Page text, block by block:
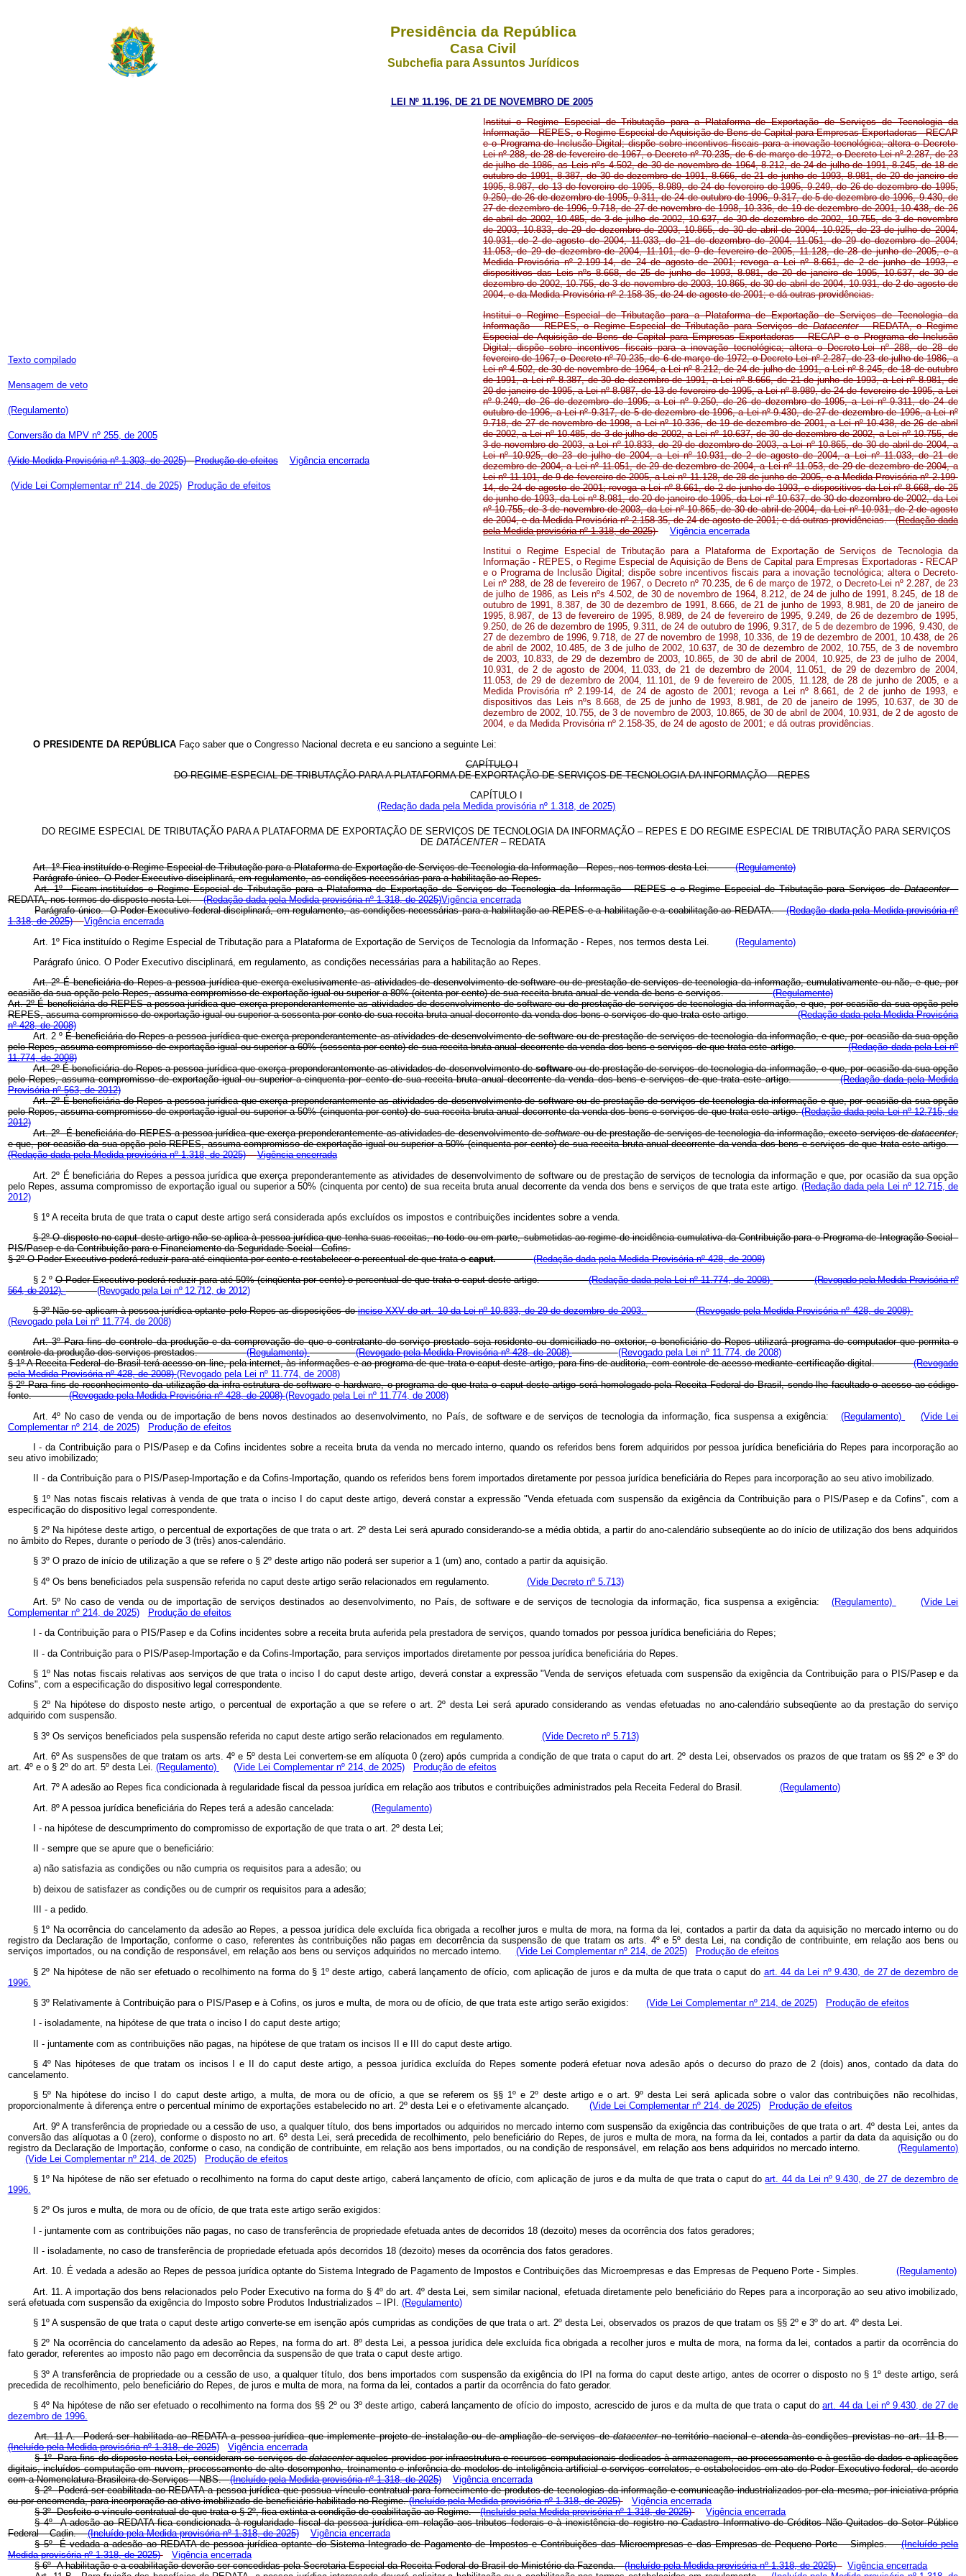
Presidência da República
Casa Civil
Subchefia para Assuntos Jurídicos
LEI Nº 11.196, DE 21 DE NOVEMBRO DE 2005
Texto compilado
Mensagem de veto
(Regulamento)
Conversão da MPV nº 255, de 2005
(Vide Medida Provisória nº 1.303, de 2025) Produção de efeitos Vigência encerrada
(Vide Lei Complementar nº 214, de 2025) Produção de efeitos
Institui o Regime Especial de Tributação para a Plataforma de Exportação de Serviços de Tecnologia da
Informação - REPES, o Regime Especial de Aquisição de Bens de Capital para Empresas Exportadoras - RECAP
e o Programa de Inclusão Digital; dispõe sobre incentivos fiscais para a inovação tecnológica; altera o Decreto-
Lei nº 288, de 28 de fevereiro de 1967, o Decreto nº 70.235, de 6 de março de 1972, o Decreto-Lei nº 2.287, de 23
de julho de 1986, as Leis nºs 4.502, de 30 de novembro de 1964, 8.212, de 24 de julho de 1991, 8.245, de 18 de
outubro de 1991, 8.387, de 30 de dezembro de 1991, 8.666, de 21 de junho de 1993, 8.981, de 20 de janeiro de
1995, 8.987, de 13 de fevereiro de 1995, 8.989, de 24 de fevereiro de 1995, 9.249, de 26 de dezembro de 1995,
9.250, de 26 de dezembro de 1995, 9.311, de 24 de outubro de 1996, 9.317, de 5 de dezembro de 1996, 9.430, de
27 de dezembro de 1996, 9.718, de 27 de novembro de 1998, 10.336, de 19 de dezembro de 2001, 10.438, de 26
de abril de 2002, 10.485, de 3 de julho de 2002, 10.637, de 30 de dezembro de 2002, 10.755, de 3 de novembro
de 2003, 10.833, de 29 de dezembro de 2003, 10.865, de 30 de abril de 2004, 10.925, de 23 de julho de 2004,
10.931, de 2 de agosto de 2004, 11.033, de 21 de dezembro de 2004, 11.051, de 29 de dezembro de 2004,
11.053, de 29 de dezembro de 2004, 11.101, de 9 de fevereiro de 2005, 11.128, de 28 de junho de 2005, e a
Medida Provisória nº 2.199-14, de 24 de agosto de 2001; revoga a Lei nº 8.661, de 2 de junho de 1993, e
dispositivos das Leis nºs 8.668, de 25 de junho de 1993, 8.981, de 20 de janeiro de 1995, 10.637, de 30 de
dezembro de 2002, 10.755, de 3 de novembro de 2003, 10.865, de 30 de abril de 2004, 10.931, de 2 de agosto de
2004, e da Medida Provisória nº 2.158-35, de 24 de agosto de 2001; e dá outras providências.
Institui o Regime Especial de Tributação para a Plataforma de Exportação de Serviços de Tecnologia da
Informação – REPES, o Regime Especial de Tributação para Serviços deDatacenter– REDATA, o Regime
Especial de Aquisição de Bens de Capital para Empresas Exportadoras – RECAP e o Programa de Inclusão
Digital; dispõe sobre incentivos fiscais para a inovação tecnológica; altera o Decreto-Lei nº 288, de 28 de
fevereiro de 1967, o Decreto nº 70.235, de 6 de março de 1972, o Decreto-Lei nº 2.287, de 23 de julho de 1986, a
Lei nº 4.502, de 30 de novembro de 1964, a Lei nº 8.212, de 24 de julho de 1991, a Lei nº 8.245, de 18 de outubro
de 1991, a Lei nº 8.387, de 30 de dezembro de 1991, a Lei nº 8.666, de 21 de junho de 1993, a Lei nº 8.981, de
20 de janeiro de 1995, a Lei nº 8.987, de 13 de fevereiro de 1995, a Lei nº 8.989, de 24 de fevereiro de 1995, a Lei
nº 9.249, de 26 de dezembro de 1995, a Lei nº 9.250, de 26 de dezembro de 1995, a Lei nº 9.311, de 24 de
outubro de 1996, a Lei nº 9.317, de 5 de dezembro de 1996, a Lei nº 9.430, de 27 de dezembro de 1996, a Lei nº
9.718, de 27 de novembro de 1998, a Lei nº 10.336, de 19 de dezembro de 2001, a Lei nº 10.438, de 26 de abril
de 2002, a Lei nº 10.485, de 3 de julho de 2002, a Lei nº 10.637, de 30 de dezembro de 2002, a Lei nº 10.755, de
3 de novembro de 2003, a Lei nº 10.833, de 29 de dezembro de 2003, a Lei nº 10.865, de 30 de abril de 2004, a
Lei nº 10.925, de 23 de julho de 2004, a Lei nº 10.931, de 2 de agosto de 2004, a Lei nº 11.033, de 21 de
dezembro de 2004, a Lei nº 11.051, de 29 de dezembro de 2004, a Lei nº 11.053, de 29 de dezembro de 2004, a
Lei nº 11.101, de 9 de fevereiro de 2005, a Lei nº 11.128, de 28 de junho de 2005, e a Medida Provisória nº 2.199-
14, de 24 de agosto de 2001; revoga a Lei nº 8.661, de 2 de junho de 1993, e dispositivos da Lei nº 8.668, de 25
de junho de 1993, da Lei nº 8.981, de 20 de janeiro de 1995, da Lei nº 10.637, de 30 de dezembro de 2002, da Lei
nº 10.755, de 3 de novembro de 2003, da Lei nº 10.865, de 30 de abril de 2004, da Lei nº 10.931, de 2 de agosto
de 2004, e da Medida Provisória nº 2.158-35, de 24 de agosto de 2001; e dá outras providências.(Redação dada
pela Medida provisória nº 1.318, de 2025)
Vigência encerrada
Institui o Regime Especial de Tributação para a Plataforma de Exportação de Serviços de Tecnologia da
Informação - REPES, o Regime Especial de Aquisição de Bens de Capital para Empresas Exportadoras - RECAP
e o Programa de Inclusão Digital; dispõe sobre incentivos fiscais para a inovação tecnológica; altera o Decreto-
Lei nº 288, de 28 de fevereiro de 1967, o Decreto nº 70.235, de 6 de março de 1972, o Decreto-Lei nº 2.287, de 23
de julho de 1986, as Leis nºs 4.502, de 30 de novembro de 1964, 8.212, de 24 de julho de 1991, 8.245, de 18 de
outubro de 1991, 8.387, de 30 de dezembro de 1991, 8.666, de 21 de junho de 1993, 8.981, de 20 de janeiro de
1995, 8.987, de 13 de fevereiro de 1995, 8.989, de 24 de fevereiro de 1995, 9.249, de 26 de dezembro de 1995,
9.250, de 26 de dezembro de 1995, 9.311, de 24 de outubro de 1996, 9.317, de 5 de dezembro de 1996, 9.430, de
27 de dezembro de 1996, 9.718, de 27 de novembro de 1998, 10.336, de 19 de dezembro de 2001, 10.438, de 26
de abril de 2002, 10.485, de 3 de julho de 2002, 10.637, de 30 de dezembro de 2002, 10.755, de 3 de novembro
de 2003, 10.833, de 29 de dezembro de 2003, 10.865, de 30 de abril de 2004, 10.925, de 23 de julho de 2004,
10.931, de 2 de agosto de 2004, 11.033, de 21 de dezembro de 2004, 11.051, de 29 de dezembro de 2004,
11.053, de 29 de dezembro de 2004, 11.101, de 9 de fevereiro de 2005, 11.128, de 28 de junho de 2005, e a
Medida Provisória nº 2.199-14, de 24 de agosto de 2001; revoga a Lei nº 8.661, de 2 de junho de 1993, e
dispositivos das Leis nºs 8.668, de 25 de junho de 1993, 8.981, de 20 de janeiro de 1995, 10.637, de 30 de
dezembro de 2002, 10.755, de 3 de novembro de 2003, 10.865, de 30 de abril de 2004, 10.931, de 2 de agosto de
2004, e da Medida Provisória nº 2.158-35, de 24 de agosto de 2001; e dá outras providências.
O PRESIDENTE DA REPÚBLICA Faço saber que o Congresso Nacional decreta e eu sanciono a seguinte Lei:
CAPÍTULO I
DO REGIME ESPECIAL DE TRIBUTAÇÃO PARA A PLATAFORMA DE EXPORTAÇÃO DE SERVIÇOS DE TECNOLOGIA DA INFORMAÇÃO – REPES
CAPÍTULO I
(Redação dada pela Medida provisória nº 1.318, de 2025)
DO REGIME ESPECIAL DE TRIBUTAÇÃO PARA A PLATAFORMA DE EXPORTAÇÃO DE SERVIÇOS DE TECNOLOGIA DA INFORMAÇÃO – REPES E DO REGIME ESPECIAL DE TRIBUTAÇÃO PARA SERVIÇOS
DE DATACENTER – REDATA
Art. 1º Fica instituído o Regime Especial de Tributação para a Plataforma de Exportação de Serviços de Tecnologia da Informação - Repes, nos termos desta Lei.(Regulamento)
Parágrafo único. O Poder Executivo disciplinará, em regulamento, as condições necessárias para a habilitação ao Repes.
Art. 1º Ficam instituídos o Regime Especial de Tributação para a Plataforma de Exportação de Serviços de Tecnologia da Informação – REPES e o Regime Especial de Tributação para Serviços deDatacenter–
REDATA, nos termos do disposto nesta Lei.(Redação dada pela Medida provisória nº 1.318, de 2025)Vigência encerrada
Parágrafo único. O Poder Executivo federal disciplinará, em regulamento, as condições necessárias para a habilitação ao REPES e a habilitação e a coabilitação ao REDATA.(Redação dada pela Medida provisória nº
1.318, de 2025)
Vigência encerrada
Art. 1º Fica instituído o Regime Especial de Tributação para a Plataforma de Exportação de Serviços de Tecnologia da Informação - Repes, nos termos desta Lei. (Regulamento)
Parágrafo único. O Poder Executivo disciplinará, em regulamento, as condições necessárias para a habilitação ao Repes.
Art. 2º É beneficiária do Repes a pessoa jurídica que exerça exclusivamente as atividades de desenvolvimento de software ou de prestação de serviços de tecnologia da informação, cumulativamente ou não, e que, por
ocasião da sua opção pelo Repes, assuma compromisso de exportação igual ou superior a 80% (oitenta por cento) de sua receita bruta anual de venda de bens e serviços.(Regulamento)
Art. 2º É beneficiária do REPES a pessoa jurídica que exerça preponderantemente as atividades de desenvolvimento de software ou de prestação de serviços de tecnologia da informação, e que, por ocasião da sua opção pelo
REPES, assuma compromisso de exportação igual ou superior a sessenta por cento de sua receita bruta anual decorrente da venda dos bens e serviços de que trata este artigo.(Redação dada pela Medida Provisória
nº 428, de 2008)
Art. 2 ºÉ beneficiária do Repes a pessoa jurídica que exerça preponderantemente as atividades de desenvolvimento de software ou de prestação de serviços de tecnologia da informação, e que, por ocasião da sua opção
pelo Repes, assuma compromisso de exportação igual ou superior a 60% (sessenta por cento) de sua receita bruta anual decorrente da venda dos bens e serviços de que trata este artigo.(Redação dada pela Lei nº
11.774, de 2008)
Art. 2º É beneficiária do Repes a pessoa jurídica que exerça preponderantemente as atividades de desenvolvimento desoftwareou de prestação de serviços de tecnologia da informação, e que, por ocasião da sua opção
pelo Repes, assuma compromisso de exportação igual ou superior a cinquenta por cento de sua receita bruta anual decorrente da venda dos bens e serviços de que trata este artigo.(Redação dada pela Medida
Provisória nº 563, de 2012)
Art. 2º É beneficiária do Repes a pessoa jurídica que exerça preponderantemente as atividades de desenvolvimento desoftwareou de prestação de serviços de tecnologia da informação e que, por ocasião da sua opção
pelo Repes, assuma compromisso de exportação igual ou superior a 50% (cinquenta por cento) de sua receita bruta anual decorrente da venda dos bens e serviços de que trata este artigo.(Redação dada pela Lei nº 12.715, de
2012)
Art. 2º É beneficiária do REPES a pessoa jurídica que exerça preponderantemente as atividades de desenvolvimento desoftwareou de prestação de serviços de tecnologia da informação, exceto serviços dedatacenter,
e que, por ocasião da sua opção pelo REPES, assuma compromisso de exportação igual ou superior a 50% (cinquenta por cento) de sua receita bruta anual decorrente da venda dos bens e serviços de que trata este artigo.
(Redação dada pela Medida provisória nº 1.318, de 2025)
Vigência encerrada
Art. 2º É beneficiária do Repes a pessoa jurídica que exerça preponderantemente as atividades de desenvolvimento de softwareou de prestação de serviços de tecnologia da informação e que, por ocasião da sua opção
pelo Repes, assuma compromisso de exportação igual ou superior a 50% (cinquenta por cento) de sua receita bruta anual decorrente da venda dos bens e serviços de que trata este artigo. (Redação dada pela Lei nº 12.715, de
2012)
§ 1º A receita bruta de que trata o caput deste artigo será considerada após excluídos os impostos e contribuições incidentes sobre a venda.
§ 2º O disposto no caput deste artigo não se aplica à pessoa jurídica que tenha suas receitas, no todo ou em parte, submetidas ao regime de incidência cumulativa da Contribuição para o Programa de Integração Social -
PIS/Pasep e da Contribuição para o Financiamento da Seguridade Social - Cofins.
§ 2º O Poder Executivo poderá reduzir para até cinqüenta por cento e restabelecer o percentual de que trata ocaput.(Redação dada pela Medida Provisória nº 428, de 2008)
§ 2 ºO Poder Executivo poderá reduzir para até 50% (cinqüenta por cento) o percentual de que trata o caput deste artigo.(Redação dada pela Lei nº 11.774, de 2008)
(Revogado pela Medida Provisória nº
564, de 2012).
(Revogado pela Lei nº 12.712, de 2012)
§ 3º Não se aplicam à pessoa jurídica optante pelo Repes as disposições doinciso XXV do art. 10 da Lei nº 10.833, de 29 de dezembro de 2003.
(Revogado pela Medida Provisória nº 428, de 2008)
(Revogado pela Lei nº 11.774, de 2008)
Art. 3º Para fins de controle da produção e da comprovação de que o contratante do serviço prestado seja residente ou domiciliado no exterior, o beneficiário do Repes utilizará programa de computador que permita o
controle da produção dos serviços prestados.(Regulamento) (Revogado pela Medida Provisória nº 428, de 2008)
(Revogado pela Lei nº 11.774, de 2008)
§ 1º A Receita Federal do Brasil terá acesso on line, pela internet, às informações e ao programa de que trata o caput deste artigo, para fins de auditoria, com controle de acesso mediante certificação digital.(Revogado
pela Medida Provisória nº 428, de 2008)(Revogado pela Lei nº 11.774, de 2008)
§ 2º Para fins de reconhecimento da utilização da infra-estrutura de software e hardware, o programa de que trata o caput deste artigo será homologado pela Receita Federal do Brasil, sendo-lhe facultado o acesso ao código-
fonte.(Revogado pela Medida Provisória nº 428, de 2008)(Revogado pela Lei nº 11.774, de 2008)
Art. 4º No caso de venda ou de importação de bens novos destinados ao desenvolvimento, no País, de software e de serviços de tecnologia da informação, fica suspensa a exigência: (Regulamento)
(Vide Lei
Complementar nº 214, de 2025)
Produção de efeitos
I - da Contribuição para o PIS/Pasep e da Cofins incidentes sobre a receita bruta da venda no mercado interno, quando os referidos bens forem adquiridos por pessoa jurídica beneficiária do Repes para incorporação ao
seu ativo imobilizado;
II - da Contribuição para o PIS/Pasep-Importação e da Cofins-Importação, quando os referidos bens forem importados diretamente por pessoa jurídica beneficiária do Repes para incorporação ao seu ativo imobilizado.
§ 1º Nas notas fiscais relativas à venda de que trata o inciso I do caput deste artigo, deverá constar a expressão "Venda efetuada com suspensão da exigência da Contribuição para o PIS/Pasep e da Cofins", com a
especificação do dispositivo legal correspondente.
§ 2º Na hipótese deste artigo, o percentual de exportações de que trata o art. 2º desta Lei será apurado considerando-se a média obtida, a partir do ano-calendário subseqüente ao do início de utilização dos bens adquiridos
no âmbito do Repes, durante o período de 3 (três) anos-calendário.
§ 3º O prazo de início de utilização a que se refere o § 2º deste artigo não poderá ser superior a 1 (um) ano, contado a partir da aquisição.
§ 4º Os bens beneficiados pela suspensão referida no caput deste artigo serão relacionados em regulamento. (Vide Decreto nº 5.713)
Art. 5º No caso de venda ou de importação de serviços destinados ao desenvolvimento, no País, de software e de serviços de tecnologia da informação, fica suspensa a exigência:(Regulamento)
(Vide Lei
Complementar nº 214, de 2025)
Produção de efeitos
I - da Contribuição para o PIS/Pasep e da Cofins incidentes sobre a receita bruta auferida pela prestadora de serviços, quando tomados por pessoa jurídica beneficiária do Repes;
II - da Contribuição para o PIS/Pasep-Importação e da Cofins-Importação, para serviços importados diretamente por pessoa jurídica beneficiária do Repes.
§ 1º Nas notas fiscais relativas aos serviços de que trata o inciso I do caput deste artigo, deverá constar a expressão "Venda de serviços efetuada com suspensão da exigência da Contribuição para o PIS/Pasep e da
Cofins", com a especificação do dispositivo legal correspondente.
§ 2º Na hipótese do disposto neste artigo, o percentual de exportação a que se refere o art. 2º desta Lei será apurado considerando as vendas efetuadas no ano-calendário subseqüente ao da prestação do serviço
adquirido com suspensão.
§ 3º Os serviços beneficiados pela suspensão referida no caput deste artigo serão relacionados em regulamento. (Vide Decreto nº 5.713)
Art. 6º As suspensões de que tratam os arts. 4º e 5º desta Lei convertem-se em alíquota 0 (zero) após cumprida a condição de que trata o caput do art. 2º desta Lei, observados os prazos de que tratam os §§ 2º e 3º do
art. 4º e o § 2º do art. 5º desta Lei. (Regulamento) (Vide Lei Complementar nº 214, de 2025)
Produção de efeitos
Art. 7º A adesão ao Repes fica condicionada à regularidade fiscal da pessoa jurídica em relação aos tributos e contribuições administrados pela Receita Federal do Brasil. (Regulamento)
Art. 8º A pessoa jurídica beneficiária do Repes terá a adesão cancelada: (Regulamento)
I - na hipótese de descumprimento do compromisso de exportação de que trata o art. 2º desta Lei;
II - sempre que se apure que o beneficiário:
a) não satisfazia as condições ou não cumpria os requisitos para a adesão; ou
b) deixou de satisfazer as condições ou de cumprir os requisitos para a adesão;
III - a pedido.
§ 1º Na ocorrência do cancelamento da adesão ao Repes, a pessoa jurídica dele excluída fica obrigada a recolher juros e multa de mora, na forma da lei, contados a partir da data da aquisição no mercado interno ou do
registro da Declaração de Importação, conforme o caso, referentes às contribuições não pagas em decorrência da suspensão de que tratam os arts. 4º e 5º desta Lei, na condição de contribuinte, em relação aos bens ou
serviços importados, ou na condição de responsável, em relação aos bens ou serviços adquiridos no mercado interno. (Vide Lei Complementar nº 214, de 2025)
Produção de efeitos
§ 2º Na hipótese de não ser efetuado o recolhimento na forma do § 1º deste artigo, caberá lançamento de ofício, com aplicação de juros e da multa de que trata o caput do art. 44 da Lei nº 9.430, de 27 de dezembro de
1996.
§ 3º Relativamente à Contribuição para o PIS/Pasep e à Cofins, os juros e multa, de mora ou de ofício, de que trata este artigo serão exigidos: (Vide Lei Complementar nº 214, de 2025)
Produção de efeitos
I - isoladamente, na hipótese de que trata o inciso I do caput deste artigo;
II - juntamente com as contribuições não pagas, na hipótese de que tratam os incisos II e III do caput deste artigo.
§ 4º Nas hipóteses de que tratam os incisos I e II do caput deste artigo, a pessoa jurídica excluída do Repes somente poderá efetuar nova adesão após o decurso do prazo de 2 (dois) anos, contado da data do
cancelamento.
§ 5º Na hipótese do inciso I do caput deste artigo, a multa, de mora ou de ofício, a que se referem os §§ 1º e 2º deste artigo e o art. 9º desta Lei será aplicada sobre o valor das contribuições não recolhidas,
proporcionalmente à diferença entre o percentual mínimo de exportações estabelecido no art. 2º desta Lei e o efetivamente alcançado. (Vide Lei Complementar nº 214, de 2025)
Produção de efeitos
Art. 9º A transferência de propriedade ou a cessão de uso, a qualquer título, dos bens importados ou adquiridos no mercado interno com suspensão da exigência das contribuições de que trata o art. 4º desta Lei, antes da
conversão das alíquotas a 0 (zero), conforme o disposto no art. 6º desta Lei, será precedida de recolhimento, pelo beneficiário do Repes, de juros e multa de mora, na forma da lei, contados a partir da data da aquisição ou do
registro da Declaração de Importação, conforme o caso, na condição de contribuinte, em relação aos bens importados, ou na condição de responsável, em relação aos bens adquiridos no mercado interno.(Regulamento)
(Vide Lei Complementar nº 214, de 2025)
Produção de efeitos
§ 1º Na hipótese de não ser efetuado o recolhimento na forma do caput deste artigo, caberá lançamento de ofício, com aplicação de juros e da multa de que trata o caput doart. 44 da Lei nº 9.430, de 27 de dezembro de
1996.
§ 2º Os juros e multa, de mora ou de ofício, de que trata este artigo serão exigidos:
I - juntamente com as contribuições não pagas, no caso de transferência de propriedade efetuada antes de decorridos 18 (dezoito) meses da ocorrência dos fatos geradores;
II - isoladamente, no caso de transferência de propriedade efetuada após decorridos 18 (dezoito) meses da ocorrência dos fatos geradores.
Art. 10. É vedada a adesão ao Repes de pessoa jurídica optante do Sistema Integrado de Pagamento de Impostos e Contribuições das Microempresas e das Empresas de Pequeno Porte - Simples. (Regulamento)
Art. 11. A importação dos bens relacionados pelo Poder Executivo na forma do § 4º do art. 4º desta Lei, sem similar nacional, efetuada diretamente pelo beneficiário do Repes para a incorporação ao seu ativo imobilizado,
será efetuada com suspensão da exigência do Imposto sobre Produtos Industrializados – IPI. (Regulamento)
§ 1º A suspensão de que trata o caput deste artigo converte-se em isenção após cumpridas as condições de que trata o art. 2º desta Lei, observados os prazos de que tratam os §§ 2º e 3º do art. 4º desta Lei.
§ 2º Na ocorrência do cancelamento da adesão ao Repes, na forma do art. 8º desta Lei, a pessoa jurídica dele excluída fica obrigada a recolher juros e multa de mora, na forma da lei, contados a partir da ocorrência do
fato gerador, referentes ao imposto não pago em decorrência da suspensão de que trata o caput deste artigo.
§ 3º A transferência de propriedade ou a cessão de uso, a qualquer título, dos bens importados com suspensão da exigência do IPI na forma do caput deste artigo, antes de ocorrer o disposto no § 1º deste artigo, será
precedida de recolhimento, pelo beneficiário do Repes, de juros e multa de mora, na forma da lei, contados a partir da ocorrência do fato gerador.
§ 4º Na hipótese de não ser efetuado o recolhimento na forma dos §§ 2º ou 3º deste artigo, caberá lançamento de ofício do imposto, acrescido de juros e da multa de que trata o caput doart. 44 da Lei nº 9.430, de 27 de
dezembro de 1996.
Art. 11-A. Poderá ser habilitada ao REDATA a pessoa jurídica queimplemente projeto de instalação ou de ampliação deserviços dedatacenterno território nacional e atenda às condições previstas no art. 11-B.
(Incluído pela Medida provisória nº 1.318, de 2025)
Vigência encerrada
§ 1º Para fins do disposto nesta Lei, consideram-se serviços dedatacenteraqueles providos por infraestrutura e recursos computacionais dedicados à armazenagem, ao processamento e à gestão de dados e aplicações
digitais, incluídos computação em nuvem, processamento de alto desempenho, treinamento e inferência de modelos de inteligência artificial e serviços correlatos, e estabelecidos em ato do Poder Executivo federal, de acordo
com a Nomenclatura Brasileira de Serviços – NBS.(Incluído pela Medida provisória nº 1.318, de 2025)
Vigência encerrada
§ 2º Poderá ser coabilitada ao REDATA a pessoa jurídica que possua vínculo contratual para fornecimento de produtos de tecnologias da informação e comunicação industrializados por ela mesma, por iniciativa própria
ou por encomenda, para incorporação ao ativo imobilizado de beneficiário habilitado no Regime.(Incluído pela Medida provisória nº 1.318, de 2025)
Vigência encerrada
§ 3º Desfeito o vínculo contratual de que trata o § 2º, fica extinta a condição de coabilitação ao Regime.(Incluído pela Medida provisória nº 1.318, de 2025)
Vigência encerrada
§ 4º A adesão ao REDATA fica condicionada à regularidade fiscal da pessoa jurídica em relação aos tributos federais e à inexistência de registro no Cadastro Informativo de Créditos Não Quitados do Setor Público
Federal – Cadin.(Incluído pela Medida provisória nº 1.318, de 2025)
Vigência encerrada
§ 5º É vedada a adesão ao REDATA de pessoa jurídica optante do Sistema Integrado de Pagamento de Impostos e Contribuições das Microempresas e das Empresas de Pequeno Porte – Simples.(Incluído pela
Medida provisória nº 1.318, de 2025)
Vigência encerrada
§ 6º A habilitação e a coabilitação deverão ser concedidas pela Secretaria Especial da Receita Federal do Brasil do Ministério da Fazenda.(Incluído pela Medida provisória nº 1.318, de 2025)
Vigência encerrada